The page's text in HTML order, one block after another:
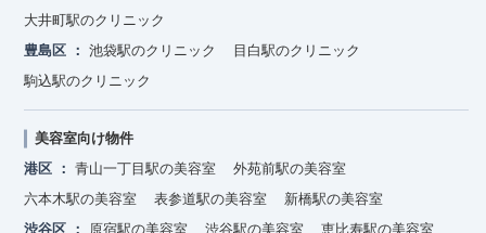
大井町駅のクリニック
豊島区
池袋駅のクリニック
目白駅のクリニック
駒込駅のクリニック
美容室向け物件
港区
青山一丁目駅の美容室
外苑前駅の美容室
六本木駅の美容室
表参道駅の美容室
新橋駅の美容室
渋谷区
原宿駅の美容室 渋谷駅の美容室
恵比寿駅の美容室